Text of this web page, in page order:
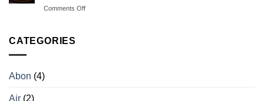
Padi
Comments Offon
CATEGORIES
Abon (4)
Air (2)